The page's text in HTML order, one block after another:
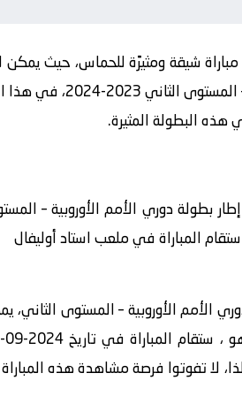
شيقة ومثيرًة للحماس، حيث يمكن
هذا المقال ضمن موقع
بطولة دوري الأمم الأوروبية –
المباراة في ملعب استاد أوليفال
الأمم الأوروبية – المستوى
لا تفوتوا فرصة مشاهدة هذه